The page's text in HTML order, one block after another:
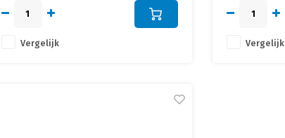
Vergelijk Vergelijk